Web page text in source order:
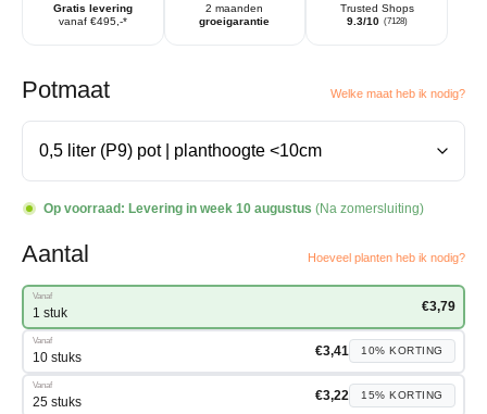
Gratis levering
vanaf €495,-*
2 maanden
groeigarantie
Trusted Shops
9.3/10 (7128)
Potmaat Welke maat heb ik nodig?
Op voorraad: Levering in week 10 augustus (Na zomersluiting)
Aantal Hoeveel planten heb ik nodig?
Vanaf
1 stuk €3,79
Vanaf
10 stuks €3,41 10% KORTING
Vanaf
25 stuks €3,22 15% KORTING